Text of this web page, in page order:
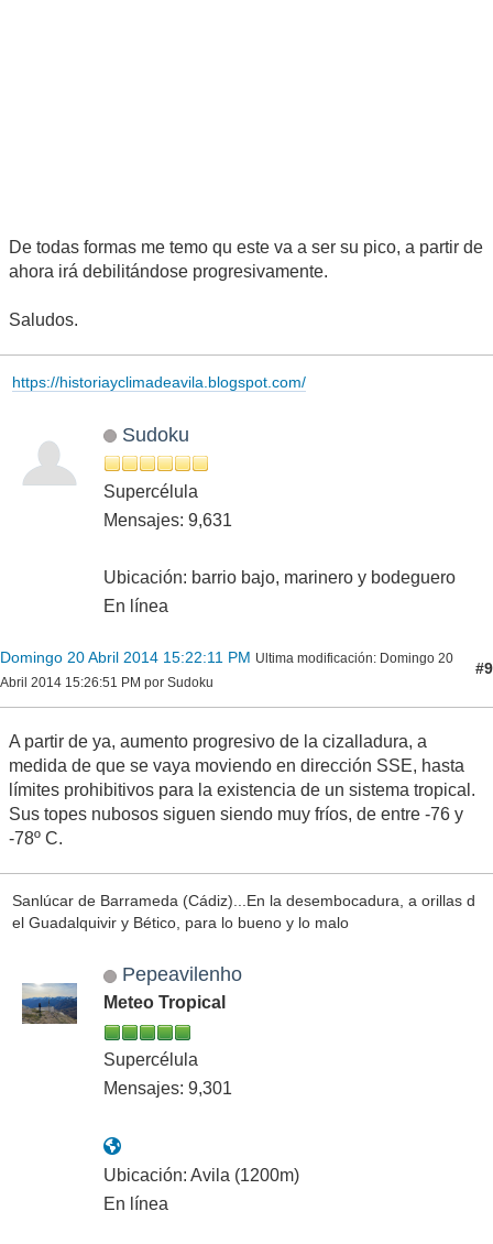
De todas formas me temo qu este va a ser su pico, a partir de
ahora irá debilitándose progresivamente.
Saludos.
https://historiayclimadeavila.blogspot.com/
Sudoku
Supercélula
Mensajes: 9,631
Ubicación: barrio bajo, marinero y bodeguero
En línea
Domingo 20 Abril 2014 15:22:11 PM Ultima modificación: Domingo 20
Abril 2014 15:26:51 PM por Sudoku
#9
A partir de ya, aumento progresivo de la cizalladura, a
medida de que se vaya moviendo en dirección SSE, hasta
límites prohibitivos para la existencia de un sistema tropical.
Sus topes nubosos siguen siendo muy fríos, de entre -76 y
-78º C.
Sanlúcar de Barrameda (Cádiz)...En la desembocadura, a orillas d
el Guadalquivir y Bético, para lo bueno y lo malo
Pepeavilenho
Meteo Tropical
Supercélula
Mensajes: 9,301
Ubicación: Avila (1200m)
En línea